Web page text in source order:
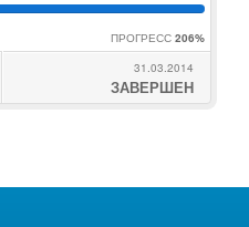
ПРОГРЕСС 206%
31.03.2014
ЗАВЕРШЕН